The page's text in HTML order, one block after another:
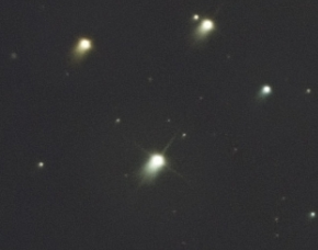
© 2008 - 2026 | Dane Vetter -